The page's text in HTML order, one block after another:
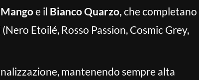
e il Bianco Quarzo, che completano
Etoilé, Rosso Passion, Cosmic Grey,
mantenendo sempre alta